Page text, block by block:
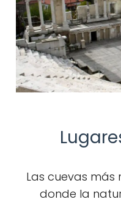
Las cuevas más
donde la